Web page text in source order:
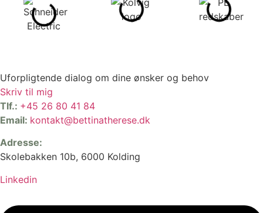
Uforpligtende dialog om dine ønsker og behov
Skriv til mig
Tlf.: +45 26 80 41 84
Email: kontakt@bettinatherese.dk
Adresse:
Skolebakken 10b, 6000 Kolding
Linkedin